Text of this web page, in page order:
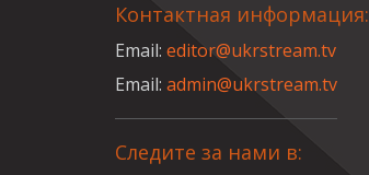
Контактная информация:
Email:editor@ukrstream.tv
Email:admin@ukrstream.tv
Следите за нами в: